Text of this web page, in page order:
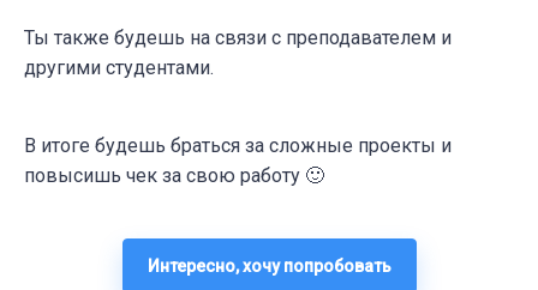
Ты также будешь на связи с преподавателем и
другими студентами.
В итоге будешь браться за сложные проекты и
повысишь чек за свою работу 🙂
Интересно, хочу попробовать